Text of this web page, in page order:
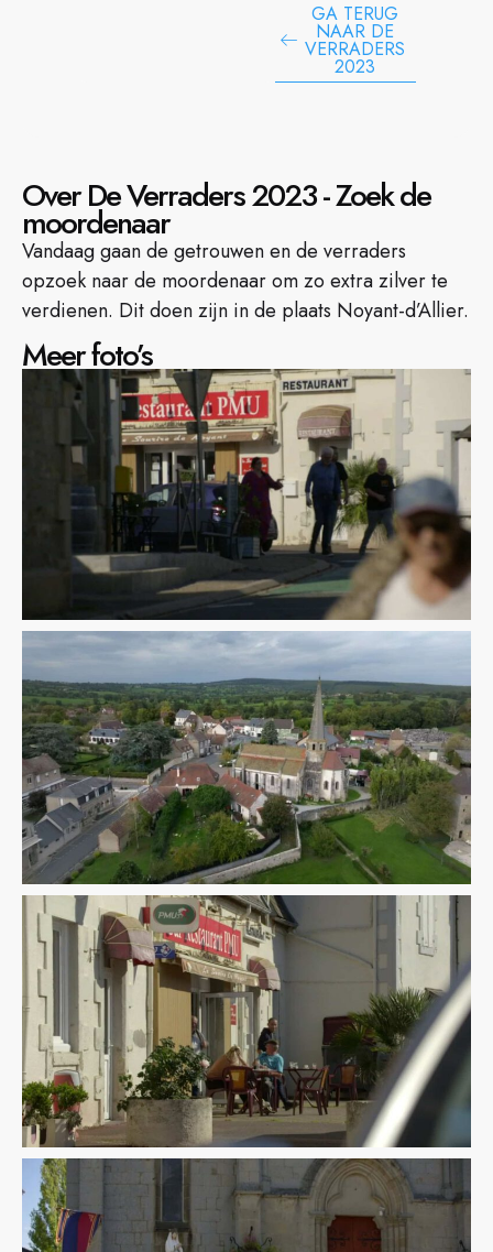
GA TERUG
NAAR DE
VERRADERS
2023
Over De Verraders 2023 - Zoek de
moordenaar
Vandaag gaan de getrouwen en de verraders
opzoek naar de moordenaar om zo extra zilver te
verdienen. Dit doen zijn in de plaats Noyant-d’Allier.
Meer foto’s